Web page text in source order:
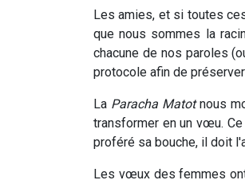
Les amies, et si toutes
que nous sommes la
chacune de nos paroles
protocole afin de
La Paracha Matotnous
transformer en un vœu.
proféré sa bouche, il doit
Les vœux des femmes